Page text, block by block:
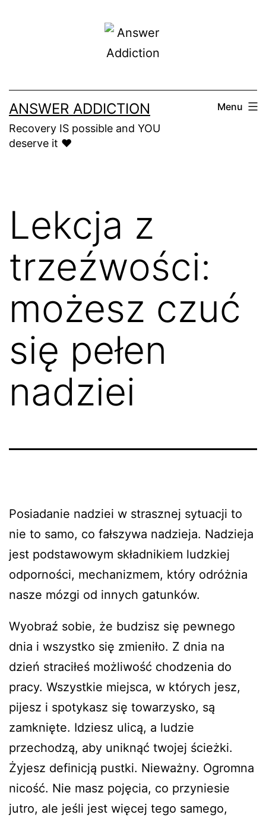
ANSWER ADDICTION
Recovery IS possible and YOU
deserve it ❤️
Menu
Lekcja z
trzeźwości:
możesz czuć
się pełen
nadziei
Posiadanie nadziei w strasznej sytuacji to
nie to samo, co fałszywa nadzieja. Nadzieja
jest podstawowym składnikiem ludzkiej
odporności, mechanizmem, który odróżnia
nasze mózgi od innych gatunków.
Wyobraź sobie, że budzisz się pewnego
dnia i wszystko się zmieniło. Z dnia na
dzień straciłeś możliwość chodzenia do
pracy. Wszystkie miejsca, w których jesz,
pijesz i spotykasz się towarzysko, są
zamknięte. Idziesz ulicą, a ludzie
przechodzą, aby uniknąć twojej ścieżki.
Żyjesz definicją pustki. Nieważny. Ogromna
nicość. Nie masz pojęcia, co przyniesie
jutro, ale jeśli jest więcej tego samego,